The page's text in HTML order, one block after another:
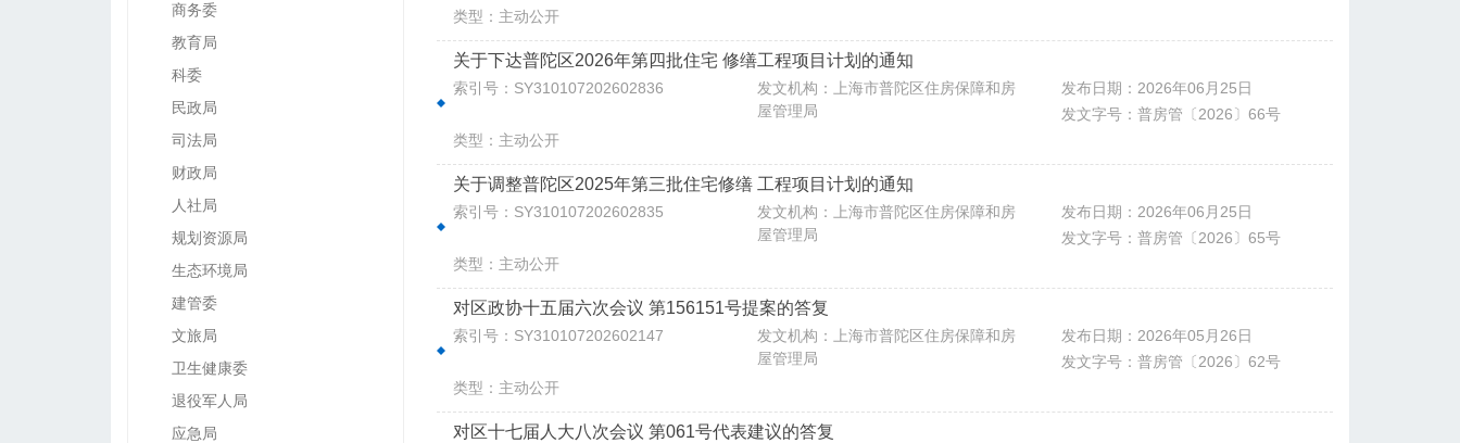
商务委
教育局
科委
民政局
司法局
财政局
人社局
规划资源局
生态环境局
建管委
文旅局
卫生健康委
退役军人局
应急局
类型：主动公开
关于下达普陀区2026年第四批住宅 修缮工程项目计划的通知
索引号：SY310107202602836
发文机构：上海市普陀区住房保障和房
屋管理局
发布日期：2026年06月25日
发文字号：普房管〔2026〕66号
类型：主动公开
关于调整普陀区2025年第三批住宅修缮 工程项目计划的通知
索引号：SY310107202602835
发文机构：上海市普陀区住房保障和房
屋管理局
发布日期：2026年06月25日
发文字号：普房管〔2026〕65号
类型：主动公开
对区政协十五届六次会议 第156151号提案的答复
索引号：SY310107202602147
发文机构：上海市普陀区住房保障和房
屋管理局
发布日期：2026年05月26日
发文字号：普房管〔2026〕62号
类型：主动公开
对区十七届人大八次会议 第061号代表建议的答复